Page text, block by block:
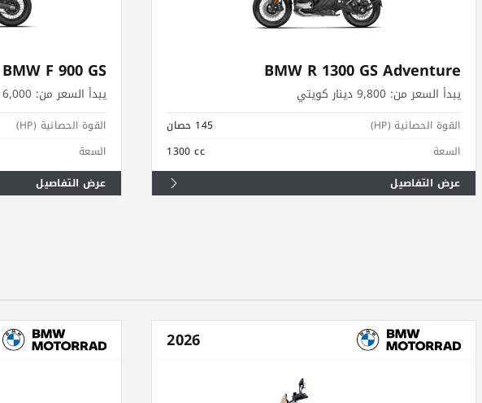
BMW R 1300 GS Adventure
يبدأ السعر من:
القوة الحصانية (HP)
145 حصان
السعة
1300 cc
عرض التفاصيل
BMW F 900 GS
يبدأ السعر من:
القوة الحصانية (HP)
السعة
عرض التفاصيل
2026